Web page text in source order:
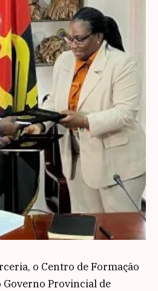
o Centro de Formação
Governo Provincial de